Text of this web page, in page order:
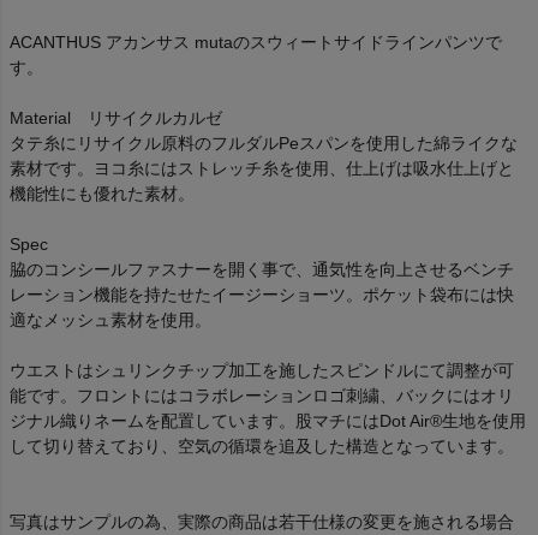
ACANTHUS アカンサス mutaのスウィートサイドラインパンツで
す。
Material リサイクルカルゼ
タテ糸にリサイクル原料のフルダルPeスパンを使用した綿ライクな
素材です。ヨコ糸にはストレッチ糸を使用、仕上げは吸水仕上げと
機能性にも優れた素材。
Spec
脇のコンシールファスナーを開く事で、通気性を向上させるベンチ
レーション機能を持たせたイージーショーツ。ポケット袋布には快
適なメッシュ素材を使用。
ウエストはシュリンクチップ加工を施したスピンドルにて調整が可
能です。フロントにはコラボレーションロゴ刺繍、バックにはオリ
ジナル織りネームを配置しています。股マチにはDot Air®生地を使用
して切り替えており、空気の循環を追及した構造となっています。
写真はサンプルの為、実際の商品は若干仕様の変更を施される場合